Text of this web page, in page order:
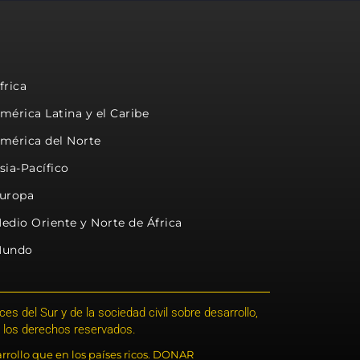
Latina y el Caribe
del Norte
Pacífico
Oriente y Norte de África
del Sur y de la sociedad civil sobre desarrollo,
derechos reservados.
que en los países ricos. DONAR